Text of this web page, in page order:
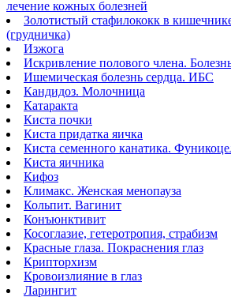
лечение кожных болезней
Золотистый стафилококк в
(грудничка)
Изжога
Искривление полового члена.
Ишемическая болезнь сердца. ИБС
Кандидоз. Молочница
Катаракта
Киста почки
Киста придатка яичка
Киста семенного канатика.
Киста яичника
Кифоз
Климакс. Женская менопауза
Кольпит. Вагинит
Конъюнктивит
Косоглазие, гетеротропия, страбизм
Красные глаза. Покраснения глаз
Крипторхизм
Кровоизлияние в глаз
Ларингит